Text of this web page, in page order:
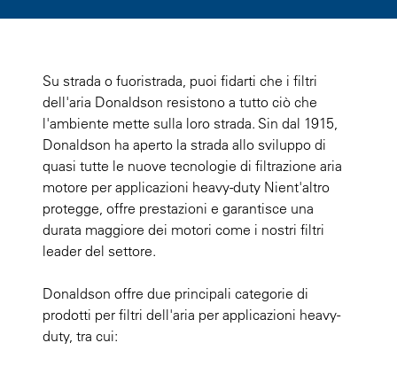
Su strada o fuoristrada, puoi fidarti che i filtri
dell'aria Donaldson resistono a tutto ciò che
l'ambiente mette sulla loro strada. Sin dal 1915,
Donaldson ha aperto la strada allo sviluppo di
quasi tutte le nuove tecnologie di filtrazione aria
motore per applicazioni heavy-duty Nient'altro
protegge, offre prestazioni e garantisce una
durata maggiore dei motori come i nostri filtri
leader del settore.
Donaldson offre due principali categorie di
prodotti per filtri dell'aria per applicazioni heavy-
duty, tra cui: